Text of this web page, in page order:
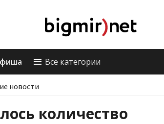
Все категории
новости
количество